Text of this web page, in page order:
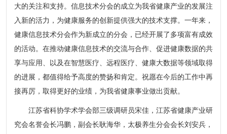
大的关注和支持。信息技术分会的成立为我省健康产业的发展注
入新的活力，为健康服务的创新提供强大的技术支撑。一年来，
健康信息技术分会作为新成立的分会，已经开展了多项富有成效
的活动。在推动健康信息技术的交流与合作、促进健康数据的共
享与应用、以及在智慧医疗、远程医疗、健康大数据等领域取得
的进展，都值得给予高度的赞扬和肯定。祝愿在今后的工作中再
接再厉，取得更好的业绩，为我省健康事业做出贡献。
江苏省科协学术学会部三级调研员宋佳，江苏省健康产业研
究会名誉会长冯鹏，副会长耿海华，太极养生分会会长刘安兵，